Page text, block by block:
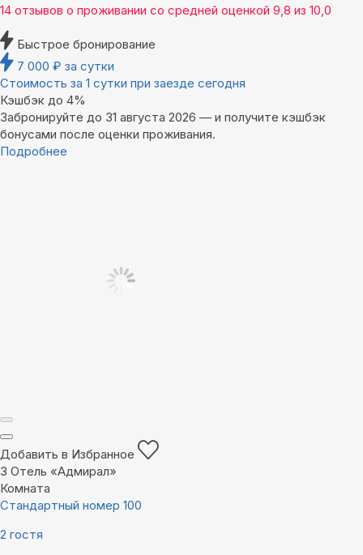
14 отзывов о проживании со средней оценкой 9,8 из 10,0
Быстрое бронирование
7 000 ₽ за сутки
Стоимость за 1 сутки при заезде сегодня
Кэшбэк до 4%
Забронируйте до 31 августа 2026 — и получите кэшбэк
бонусами после оценки проживания.
Подробнее
Добавить в Избранное
3 Отель «Адмирал»
Комната
Стандартный номер 100
2 гостя